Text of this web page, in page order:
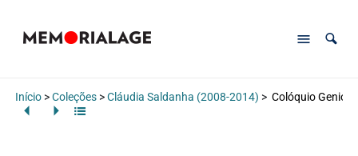
Início>Coleções>Cláudia Saldanha (2008-2014) > Colóquio Genio